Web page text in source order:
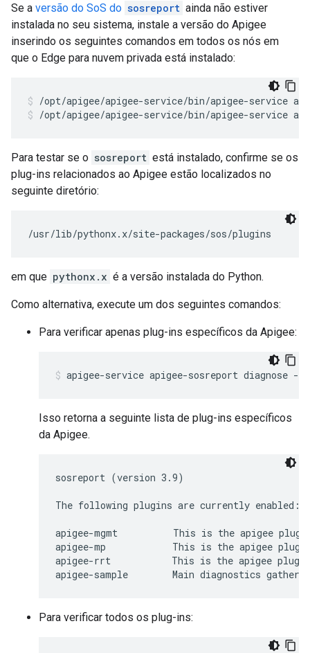
Se a versão do SoS do sosreport ainda não estiver
instalada no seu sistema, instale a versão do Apigee
inserindo os seguintes comandos em todos os nós em
que o Edge para nuvem privada está instalado:
/opt/apigee/apigee-service/bin/apigee-service
Para testar se o sosreport está instalado, confirme se os
plug-ins relacionados ao Apigee estão localizados no
seguinte diretório:
/usr/lib/pythonx.x/site-packages/sos/plugins
em que pythonx.x é a versão instalada do Python.
Como alternativa, execute um dos seguintes comandos:
Para verificar apenas plug-ins específicos da Apigee:
apigee-service apigee-sosreport diagnose -l
Isso retorna a seguinte lista de plug-ins específicos
da Apigee.
sosreport (version 3.9)
The following plugins are currently enabled:
apigee-mgmt          This is the apigee plugin
apigee-mp            This is the apigee plugin
apigee-rrt           This is the apigee plugin
apigee-sample        Main diagnostics
Para verificar todos os plug-ins: